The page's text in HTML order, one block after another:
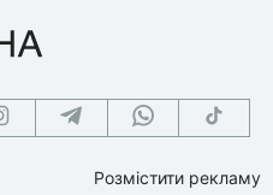
Розмістити рекламу